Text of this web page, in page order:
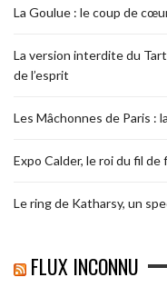
La Goulue : le coup de
La version interdite du
de l’esprit
Les Mâchonnes de Paris :
Expo Calder, le roi du fil de
Le ring de Katharsy, un
FLUX INCONNU